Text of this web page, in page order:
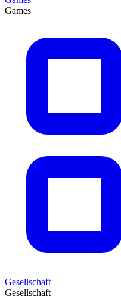
Games
Gesellschaft
Gesellschaft